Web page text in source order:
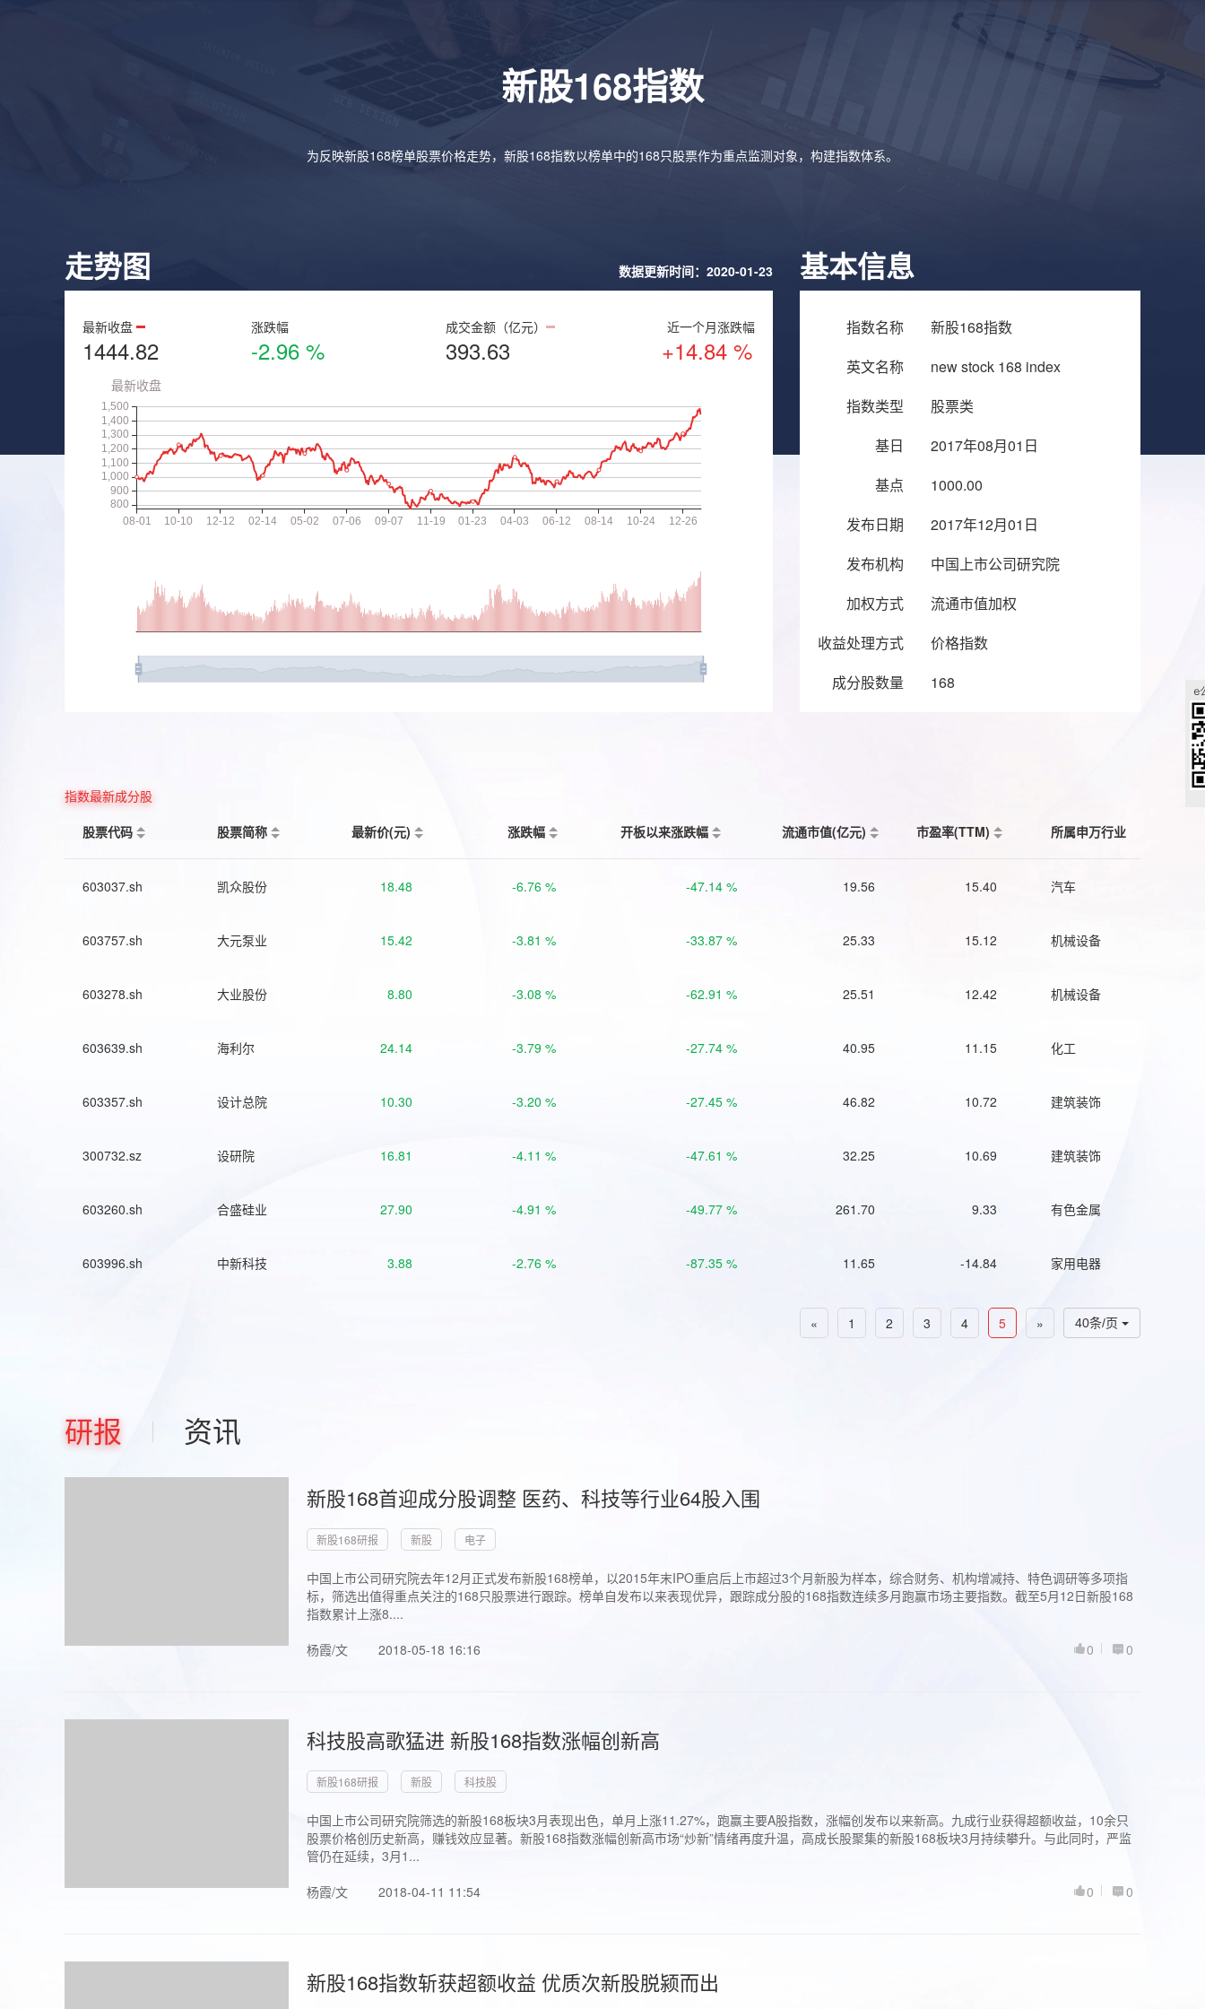
新股168指数
为反映新股168榜单股票价格走势，新股168指数以榜单中的168只股票作为重点监测对象，构建指数体系。
走势图 数据更新时间：2020-01-23
最新收盘
1444.82
涨跌幅
-2.96 %
成交金额（亿元）
393.63
近一个月涨跌幅
+14.84 %
基本信息
指数名称
新股168指数
英文名称
new stock 168 index
指数类型
股票类
基日
2017年08月01日
基点
1000.00
发布日期
2017年12月01日
发布机构
中国上市公司研究院
加权方式
流通市值加权
收益处理方式
价格指数
成分股数量
168
指数最新成分股
股票代码
股票简称 最新价(元) 涨跌幅 开板以来涨跌幅 流通市值(亿元) 市盈率(TTM) 所属申万行业
603037.sh 凯众股份 18.48 -6.76 % -47.14 % 19.56 15.40 汽车
603757.sh 大元泵业 15.42 -3.81 % -33.87 % 25.33 15.12 机械设备
603278.sh 大业股份 8.80 -3.08 % -62.91 % 25.51 12.42 机械设备
603639.sh 海利尔 24.14 -3.79 % -27.74 % 40.95 11.15 化工
603357.sh 设计总院 10.30 -3.20 % -27.45 % 46.82 10.72 建筑装饰
300732.sz 设研院 16.81 -4.11 % -47.61 % 32.25 10.69 建筑装饰
603260.sh 合盛硅业 27.90 -4.91 % -49.77 % 261.70 9.33 有色金属
603996.sh 中新科技 3.88 -2.76 % -87.35 % 11.65 -14.84 家用电器
40条/页
« 1 2 3 4 5 »
研报 资讯
新股168首迎成分股调整 医药、科技等行业64股入围
新股168研报 新股 电子
中国上市公司研究院去年12月正式发布新股168榜单，以2015年末IPO重启后上市超过3个月新股为样本，综合财务、机构增减持、特色调研等多项指
标，筛选出值得重点关注的168只股票进行跟踪。榜单自发布以来表现优异，跟踪成分股的168指数连续多月跑赢市场主要指数。截至5月12日新股168
指数累计上涨8....
杨霞/文
2018-05-18 16:16 0
0
科技股高歌猛进 新股168指数涨幅创新高
新股168研报 新股 科技股
中国上市公司研究院筛选的新股168板块3月表现出色，单月上涨11.27%，跑赢主要A股指数，涨幅创发布以来新高。九成行业获得超额收益，10余只
股票价格创历史新高，赚钱效应显著。新股168指数涨幅创新高市场“炒新”情绪再度升温，高成长股聚集的新股168板块3月持续攀升。与此同时，严监
管仍在延续，3月1...
杨霞/文
2018-04-11 11:54 0
0
新股168指数斩获超额收益 优质次新股脱颍而出